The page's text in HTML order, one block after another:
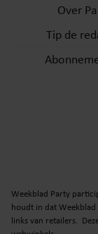
Over
Tip de
Weekblad Party
houdt in dat
links van retailers.